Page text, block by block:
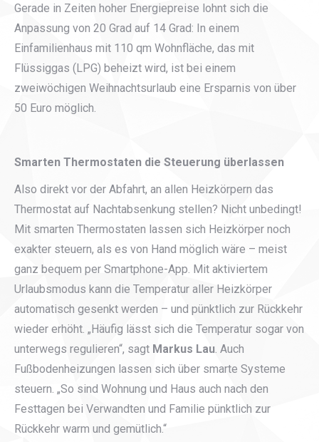
Gerade in Zeiten hoher Energiepreise lohnt sich die
Anpassung von 20 Grad auf 14 Grad: In einem
Einfamilienhaus mit 110 qm Wohnfläche, das mit
Flüssiggas (LPG) beheizt wird, ist bei einem
zweiwöchigen Weihnachtsurlaub eine Ersparnis von über
50 Euro möglich.
Smarten Thermostaten die Steuerung überlassen
Also direkt vor der Abfahrt, an allen Heizkörpern das
Thermostat auf Nachtabsenkung stellen? Nicht unbedingt!
Mit smarten Thermostaten lassen sich Heizkörper noch
exakter steuern, als es von Hand möglich wäre – meist
ganz bequem per Smartphone-App. Mit aktiviertem
Urlaubsmodus kann die Temperatur aller Heizkörper
automatisch gesenkt werden – und pünktlich zur Rückkehr
wieder erhöht. „Häufig lässt sich die Temperatur sogar von
unterwegs regulieren“, sagt Markus Lau. Auch
Fußbodenheizungen lassen sich über smarte Systeme
steuern. „So sind Wohnung und Haus auch nach den
Festtagen bei Verwandten und Familie pünktlich zur
Rückkehr warm und gemütlich.“